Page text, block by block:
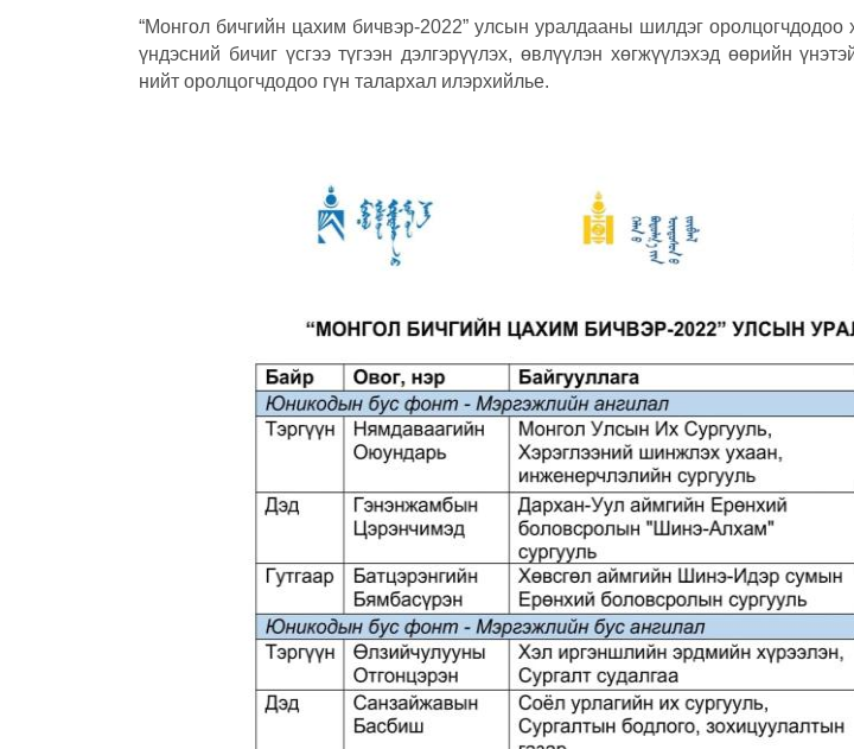
“Монгол бичгийн цахим бичвэр-2022” улсын уралдааны шилдэг оролцогчдодоо
үндэсний бичиг үсгээ түгээн дэлгэрүүлэх, өвлүүлэн хөгжүүлэхэд өөрийн
нийт оролцогчдодоо гүн талархал илэрхийлье.